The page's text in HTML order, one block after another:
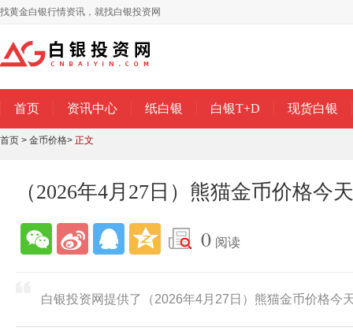
找黄金白银行情资讯，就找白银投资网
首页 资讯中心 纸白银 白银T+D 现货白银
首页 > 金币价格> 正文
（2026年4月27日）熊猫金币价格今
0 阅读
白银投资网提供了（2026年4月27日）熊猫金币价格今